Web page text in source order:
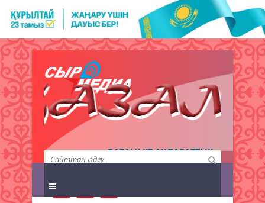
QAZALY.KZ АҚПАРАТТЫҚ
АГЕНТТІГІ